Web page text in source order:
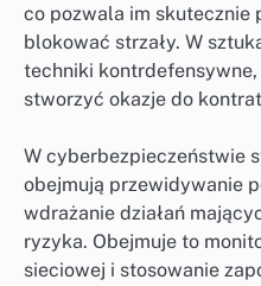
co pozwala im
blokować strzały. W
techniki
stworzyć okazje do
W cyberbezpieczeństwie
obejmują przewidywanie
wdrażanie działań
ryzyka. Obejmuje to
sieciowej i stosowanie